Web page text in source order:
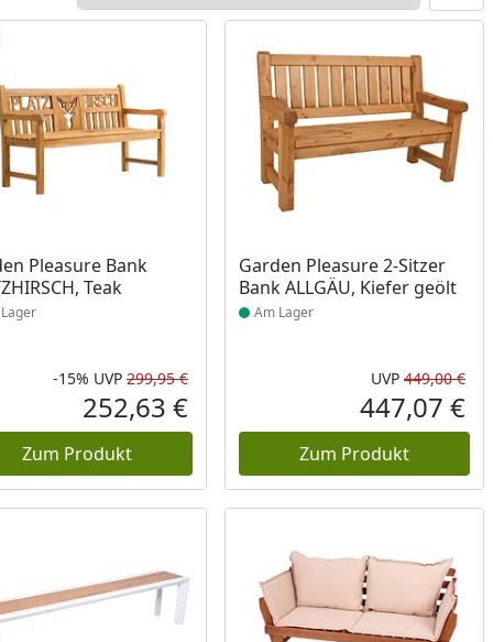
Preis
Pleasure Bank
Teak
am Lager
Rabatt in Prozent
-15%
Ursprünglicher Preis
UVP 299,95 €
Aktueller Preis
252,63 €
Zum Produkt
Garden Pleasure 2-Sitzer
Bank ALLGÄU, Kiefer geölt
Produkt am Lager
Am Lager
UVP 449,00 €
447,07 €
Zum Produkt